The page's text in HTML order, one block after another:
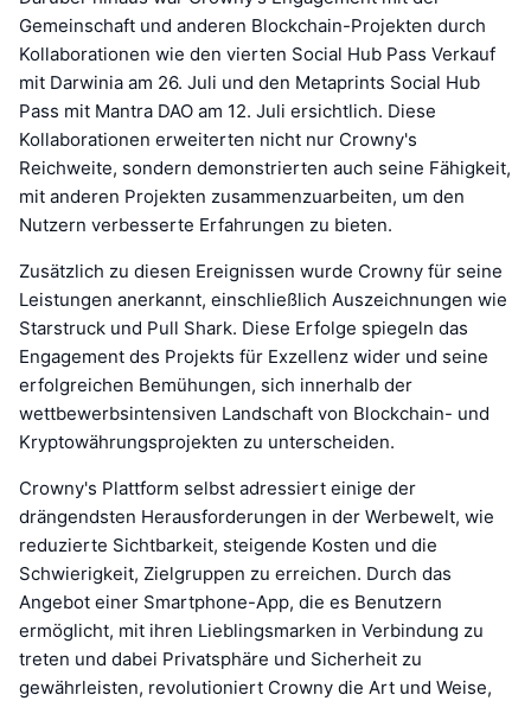
Gemeinschaft und anderen Blockchain-Projekten durch
Kollaborationen wie den vierten Social Hub Pass Verkauf
mit Darwinia am 26. Juli und den Metaprints Social Hub
Pass mit Mantra DAO am 12. Juli ersichtlich. Diese
Kollaborationen erweiterten nicht nur Crowny's
Reichweite, sondern demonstrierten auch seine Fähigkeit,
mit anderen Projekten zusammenzuarbeiten, um den
Nutzern verbesserte Erfahrungen zu bieten.
Zusätzlich zu diesen Ereignissen wurde Crowny für seine
Leistungen anerkannt, einschließlich Auszeichnungen wie
Starstruck und Pull Shark. Diese Erfolge spiegeln das
Engagement des Projekts für Exzellenz wider und seine
erfolgreichen Bemühungen, sich innerhalb der
wettbewerbsintensiven Landschaft von Blockchain- und
Kryptowährungsprojekten zu unterscheiden.
Crowny's Plattform selbst adressiert einige der
drängendsten Herausforderungen in der Werbewelt, wie
reduzierte Sichtbarkeit, steigende Kosten und die
Schwierigkeit, Zielgruppen zu erreichen. Durch das
Angebot einer Smartphone-App, die es Benutzern
ermöglicht, mit ihren Lieblingsmarken in Verbindung zu
treten und dabei Privatsphäre und Sicherheit zu
gewährleisten, revolutioniert Crowny die Art und Weise,